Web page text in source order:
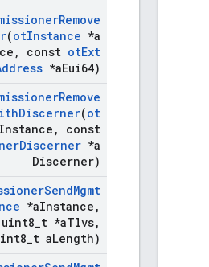
Remove
(otInstance *a
, const otExt
*aEui64)
Remove
Discerner(ot
Instance ,
const
Discerner *a
Discerner)
SendMgmt
*aInstance ,
t *aTlvs,
t aLength)